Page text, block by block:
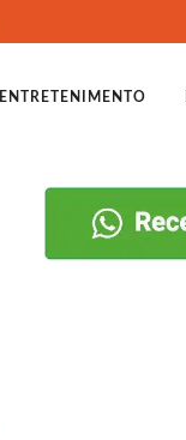
ENTRETENIMENTO